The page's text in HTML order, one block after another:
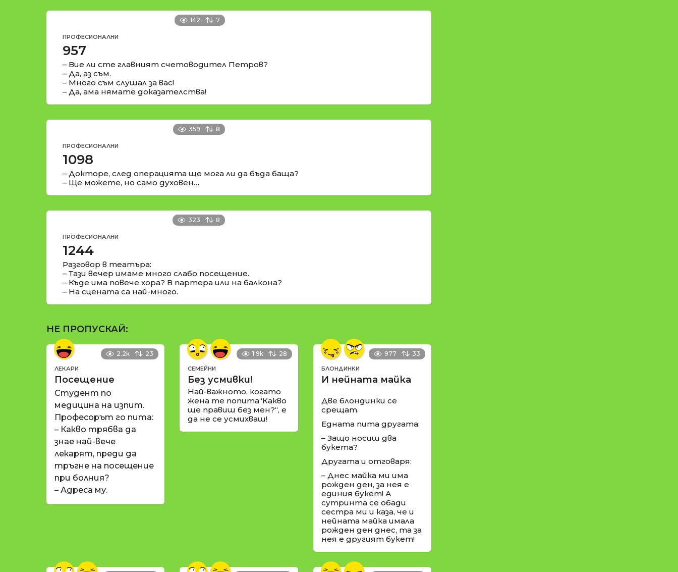
142 7
ПРОФЕСИОНАЛНИ
957
– Вие ли сте главният счетоводител Петров?
– Да, аз съм.
– Много съм слушал за вас!
– Да, ама нямате доказателства!
359 8
ПРОФЕСИОНАЛНИ
1098
– Докторе, след операцията ще мога ли да бъда баща?
– Ще можете, но само духовен…
323 8
ПРОФЕСИОНАЛНИ
1244
Разговор в театъра:
– Тази вечер имаме много слабо посещение.
– Къде има повече хора? В партера или на балкона?
– На сцената са най-много.
НЕ ПРОПУСКАЙ:
2.2k 23
ЛЕКАРИ
Посещение
Студент по
медицина на изпит.
Професорът го пита:
– Какво трябва да
знае най-вече
лекарят, преди да
тръгне на посещение
при болния?
– Адреса му.
1.9k 28
СЕМЕЙНИ
Без усмивки!
Най-важното, когато
жена те попита“Какво
ще правиш без мен?“, е
да не се усмихваш!
977 33
БЛОНДИНКИ
И нейната майка
Две блондинки се
срещат.
Едната пита другата:
– Защо носиш два
букета?
Другата и отговаря:
– Днес майка ми има
рожден ден, за нея е
единия букет! А
сутринта се обади
сестра ми и каза, че и
нейната майка имала
рожден ден днес, та за
нея е другият букет!